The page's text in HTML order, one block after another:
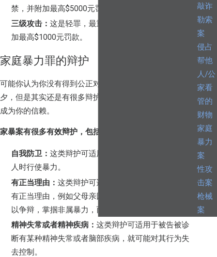
禁，并附加最高$5000元罚款。
三级攻击：这是轻罪，最重处罚可达一年监禁，并附
加最高$1000元罚款。
家庭暴力罪的辩护
可能你认为你没有得到公正对待，或者你的名誉危在旦
夕，但是其实还是有很多辩护途径。我们的资深律师可以
成为你的信赖。
家暴案有很多有效辩护，包括：
自我防卫：这类辩护可适用于一人在保护自己或者他
人时行使暴力。
有正当理由：这类辩护可适用于当被告使用暴力时，
有正当理由，例如父母亲因掌掴孩子被逮捕。被告可
以争辩，掌掴非属暴力，而是管教孩子的行为。
精神失常或者精神疾病：这类辩护可适用于被告被诊
断有某种精神失常或者脑部疾病，就可能对其行为失
去控制。
敲诈
勒索
案
侵占
帮他
人/公
家看
管的
财物
家庭
暴力
案
性攻
击案
枪械
案